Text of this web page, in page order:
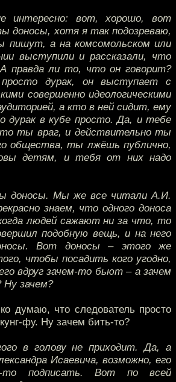
интересно: вот, хорошо, вот
доносы, хотя я так подозреваю,
пишут, а на комсомольском или
выступили и рассказали, что
правда ли то, что он говорит?
дурак, он выступает с
совершенно идеологическими
а кто в ней сидит, ему
дурак в кубе просто. Да, и тебе
ты враг, и действительно ты
общества, ты лжёшь публично,
детям, и тебя от них надо
доносы. Мы же все читали А.И.
знаем, что одного доноса
людей сажают ни за что, то
подобную вещь, и на него
Вот доносы – этого же
чтобы посадить кого угодно,
вдруг зачем-то бьют – а зачем
Ну зачем?
думаю, что следователь просто
фу. Ну зачем бить-то?
в голову не приходит. Да, а
Исаевича, возможно, его
то подписать. Вот по всей